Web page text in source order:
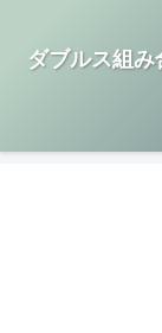
ダブルス組